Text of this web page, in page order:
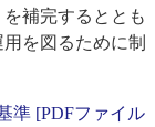
補完するととも
を図るために制
準 [PDFファイル